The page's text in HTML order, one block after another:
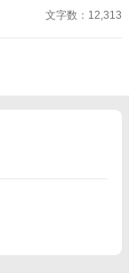
文字数：12,313